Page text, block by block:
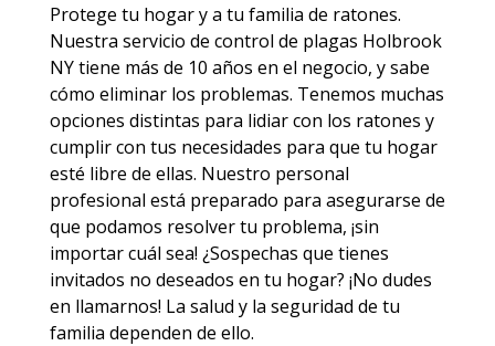
Protege tu hogar y a tu familia de ratones.
Nuestra servicio de control de plagas Holbrook
NYtiene más de 10 años en el negocio, y sabe
cómo eliminar los problemas. Tenemos muchas
opciones distintas para lidiar con los ratones y
cumplir con tus necesidades para que tu hogar
esté libre de ellas. Nuestro personal
profesional está preparado para asegurarse de
que podamos resolver tu problema, ¡sin
importar cuál sea! ¿Sospechas que tienes
invitados no deseados en tu hogar? ¡No dudes
en llamarnos! La salud y la seguridad de tu
familia dependen de ello.